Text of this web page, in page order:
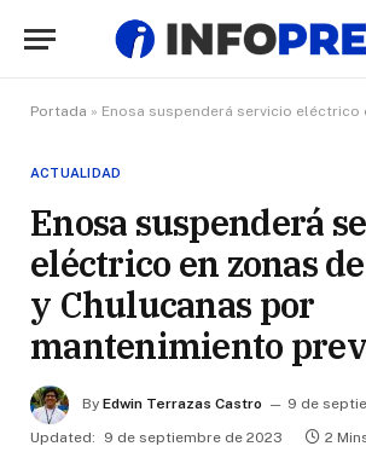
Portada » Enosa suspenderá servicio eléctrico en zonas de Sullana y
ACTUALIDAD
Enosa suspenderá
eléctrico en zonas
y Chulucanas por
mantenimiento
By Edwin Terrazas Castro
9 de
Updated:
9 de septiembre de 2023 2